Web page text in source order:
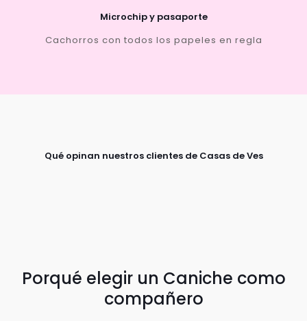
Microchip y pasaporte
Cachorros con todos los papeles en regla
Qué opinan nuestros clientes de Casas de Ves
Porqué elegir un Caniche como
compañero